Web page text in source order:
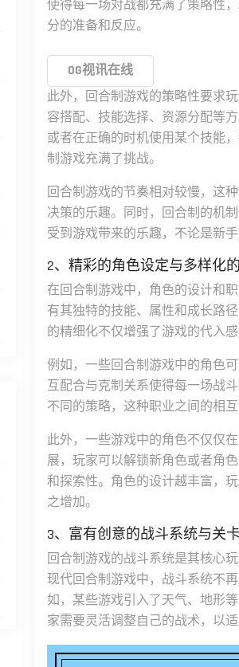
使得每一场对战都充满了策略性
分的准备和反应。
OG视讯在线
此外，回合制游戏的策略性要求
容搭配、技能选择、资源分配等
或者在正确的时机使用某个技能
制游戏充满了挑战。
回合制游戏的节奏相对较慢，这
决策的乐趣。同时，回合制的机
受到游戏带来的乐趣，不论是新
2、精彩的角色设定与多样化
在回合制游戏中，角色的设计和
有其独特的技能、属性和成长路
的精细化不仅增强了游戏的代入
例如，一些回合制游戏中的角色
互配合与克制关系使得每一场战
不同的策略，这种职业之间的相
此外，一些游戏中的角色不仅仅
展，玩家可以解锁新角色或者角
和探索性。角色的设计越丰富，
之增加。
3、富有创意的战斗系统与关
回合制游戏的战斗系统是其核心
现代回合制游戏中，战斗系统不
如，某些游戏引入了天气、地形
家需要灵活调整自己的战术，以适